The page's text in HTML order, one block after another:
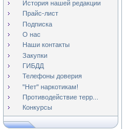
История нашей редакции
Прайс-лист
Подписка
О нас
Наши контакты
Закупки
ГИБДД
Телефоны доверия
"Нет" наркотикам!
Противодействие терр...
Конкурсы